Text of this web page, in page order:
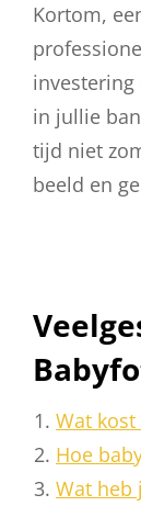
Kortom,
in jullie
tijd niet
beeld en
Wat
Hoe
Wat heb